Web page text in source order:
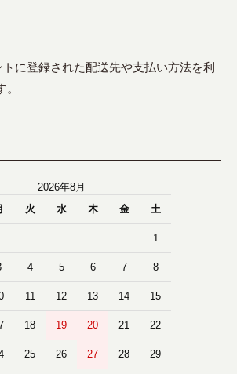
に登録された配送先や支払い方法を利
。
2026年8月
火 水 木 金 土
1
4 5 6 7 8
11 12 13 14 15
18 19 20 21 22
25 26 27 28 29